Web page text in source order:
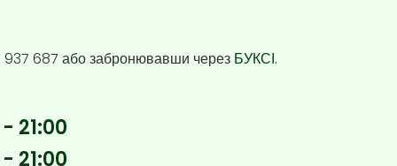
687 або забронювавши через БУКСІ.
- 21:00
- 21:00